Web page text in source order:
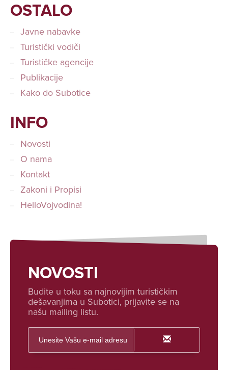
OSTALO
Javne nabavke
Turistički vodiči
Turističke agencije
Publikacije
Kako do Subotice
INFO
Novosti
O nama
Kontakt
Zakoni i Propisi
HelloVojvodina!
NOVOSTI
Budite u toku sa najnovijim turističkim
dešavanjima u Subotici, prijavite se na
našu mailing listu.